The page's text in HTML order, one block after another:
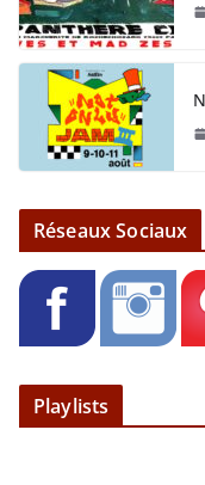
Réseaux Sociaux
Playlists